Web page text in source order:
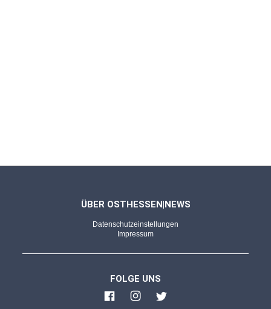
SonnenGarten der LGS offen
"Garten am Sprengelsrasen"
Gastronomie im Grünen: Stadt erkennt
ÜBER OSTHESSEN|NEWS
Datenschutzeinstellungen
Impressum
FOLGE UNS